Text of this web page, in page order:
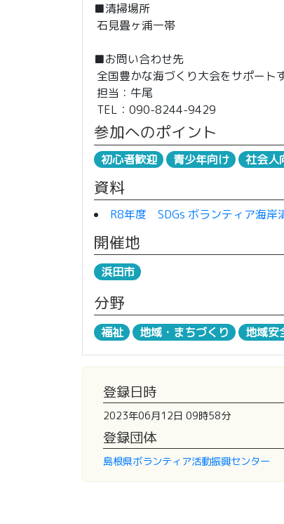
■清掃場所
石見畳ヶ浦一帯
■お問い合わせ先
全国豊かな海づくり大会をサポート
担当：牛尾
TEL：090-8244-9429
参加へのポイント
初心者歓迎 青少年向け 社会人
資料
R8年度 SDGs ボランティア海岸
開催地
浜田市
分野
福祉 地域・まちづくり 地域安
登録日時
2023年06月12日 09時58分
登録団体
島根県ボランティア活動振興センター